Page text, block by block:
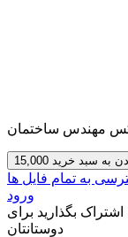
مهندس ساختمان
به سبد خرید
به تمام فایل ها
ورود
بگذارید برای
دوستانتان